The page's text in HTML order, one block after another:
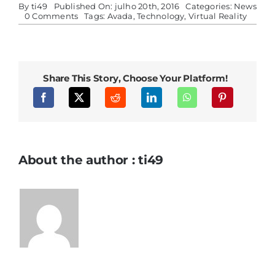
By ti49 Published On: julho 20th, 2016 Categories: News
0 Commentson
Virtual
Finest
Beginning
Tags: Avada,Technology, Virtual Reality
Share This Story, Choose Your Platform!
About the author : ti49